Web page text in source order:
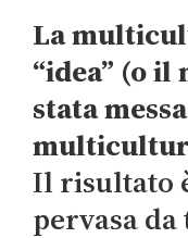
La
“idea” (o
stata
Il risultato
pervasa